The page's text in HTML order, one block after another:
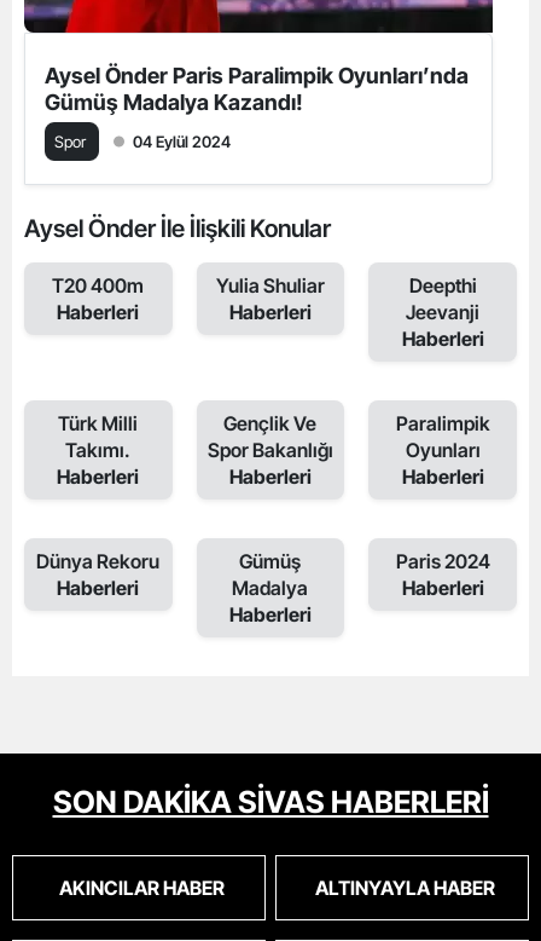
Aysel Önder Paris Paralimpik Oyunları’nda
Gümüş Madalya Kazandı!
Spor 04 Eylül 2024
Aysel Önder İle İlişkili Konular
T20 400m
Haberleri
Yulia Shuliar
Haberleri
Deepthi
Jeevanji
Haberleri
Türk Milli
Takımı.
Haberleri
Gençlik Ve
Spor Bakanlığı
Haberleri
Paralimpik
Oyunları
Haberleri
Dünya Rekoru
Haberleri
Gümüş
Madalya
Haberleri
Paris 2024
Haberleri
SON DAKİKA SİVAS HABERLERİ
AKINCILAR HABER ALTINYAYLA HABER